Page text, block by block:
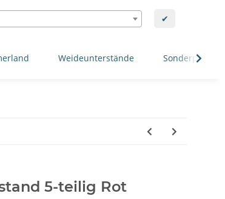
✔
Weideunterstände Sonderposten
5-teilig Rot